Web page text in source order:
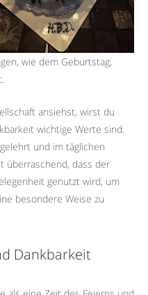
wie dem Geburtstag,
ansiehst, wirst du
wichtige Werte sind.
und im täglichen
überraschend, dass der
genutzt wird, um
besondere Weise zu
Dankbarkeit